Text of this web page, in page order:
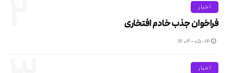
اخبار
فراخوان جذب خادم افتخاری
۱۴۰۴-۰۵-۱۴
اخبار